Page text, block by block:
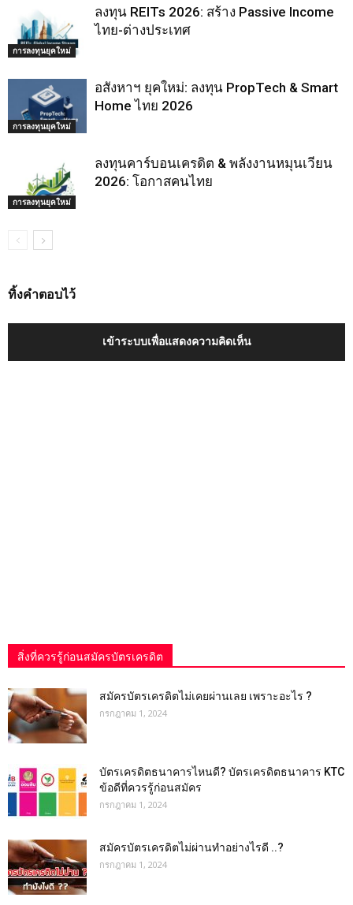
การลงทุนยุคใหม่
ลงทุน REITs 2026: สร้าง Passive Income
ไทย-ต่างประเทศ
การลงทุนยุคใหม่
อสังหาฯ ยุคใหม่: ลงทุน PropTech & Smart
Home ไทย 2026
การลงทุนยุคใหม่
ลงทุนคาร์บอนเครดิต & พลังงานหมุนเวียน
2026: โอกาสคนไทย
ทิ้งคำตอบไว้
เข้าระบบเพื่อแสดงความคิดเห็น
สิ่งที่ควรรู้ก่อนสมัครบัตรเครดิต
สมัครบัตรเครดิตไม่เคยผ่านเลย เพราะอะไร ?
กรกฎาคม 1, 2024
บัตรเครดิตธนาคารไหนดี? บัตรเครดิตธนาคาร KTC
ข้อดีที่ควรรู้ก่อนสมัคร
กรกฎาคม 1, 2024
สมัครบัตรเครดิตไม่ผ่านทำอย่างไรดี ..?
กรกฎาคม 1, 2024